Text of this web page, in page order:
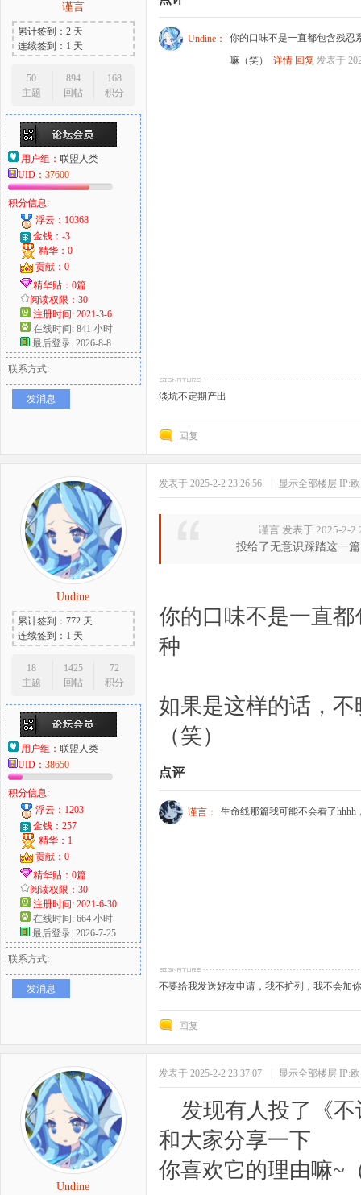
谨言
累计签到：2 天
连续签到：1 天
50
主题
894
回帖
168
积分
用户组： 联盟人类
UID： 37600
积分信息:
浮云：10368
金钱：-3
精华：0
贡献：0
精华贴：0篇
阅读权限：30
注册时间: 2021-3-6
在线时间: 841 小时
最后登录: 2026-8-8
联系方式:
发消息
Undine：
你的口味不是一直都包含残忍
嘛（笑） 详情 回复 发表于
淡坑不定期产出
回复
Undine
累计签到：772 天
连续签到：1 天
18
主题
1425
回帖
72
积分
用户组： 联盟人类
UID： 38650
积分信息:
浮云：1203
金钱：257
精华：1
贡献：0
精华贴：0篇
阅读权限：30
注册时间: 2021-6-30
在线时间: 664 小时
最后登录: 2026-7-25
联系方式:
发消息
发表于 2025-2-2 23:26:56 显示全部楼层 IP:
谨言 发表于 2025-2-2
投给了无意识踩踏这一
你的口味不是一直
种
如果是这样的话，
（笑）
点评
谨言： 生命线那篇我可能不会看了
不要给我发送好友申请，我不扩列，我不会加
回复
Undine
发表于 2025-2-2 23:37:07 显示全部楼层 IP:
发现有人投了《
和大家分享一下
你喜欢它的理由嘛~